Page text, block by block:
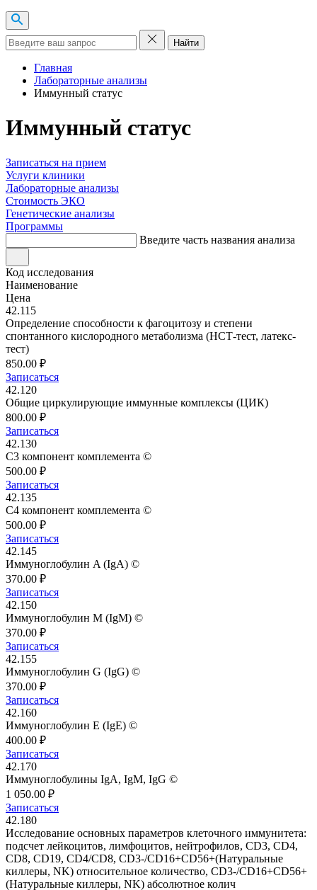
Найти
Главная
Лабораторные анализы
Иммунный статус
Иммунный статус
Записаться на прием
Услуги клиники
Лабораторные анализы
Стоимость ЭКО
Генетические анализы
Программы
Введите часть названия анализа
Код исследования
Наименование
Цена
42.115
Определение способности к фагоцитозу и степени
спонтанного кислородного метаболизма (НСТ-тест, латекс-
тест)
850.00 ₽
Записаться
42.120
Общие циркулирующие иммунные комплексы (ЦИК)
800.00 ₽
Записаться
42.130
С3 компонент комплемента ©
500.00 ₽
Записаться
42.135
С4 компонент комплемента ©
500.00 ₽
Записаться
42.145
Иммуноглобулин A (IgА) ©
370.00 ₽
Записаться
42.150
Иммуноглобулин M (IgM) ©
370.00 ₽
Записаться
42.155
Иммуноглобулин G (IgG) ©
370.00 ₽
Записаться
42.160
Иммуноглобулин Е (IgE) ©
400.00 ₽
Записаться
42.170
Иммуноглобулины IgA, IgM, IgG ©
1 050.00 ₽
Записаться
42.180
Исследование основных параметров клеточного иммунитета:
подсчет лейкоцитов, лимфоцитов, нейтрофилов, CD3, CD4,
CD8, CD19, CD4/CD8, CD3-/CD16+CD56+(Натуральные
киллеры, NK) относительное количество, CD3-/CD16+CD56+
(Натуральные киллеры, NK) абсолютное колич